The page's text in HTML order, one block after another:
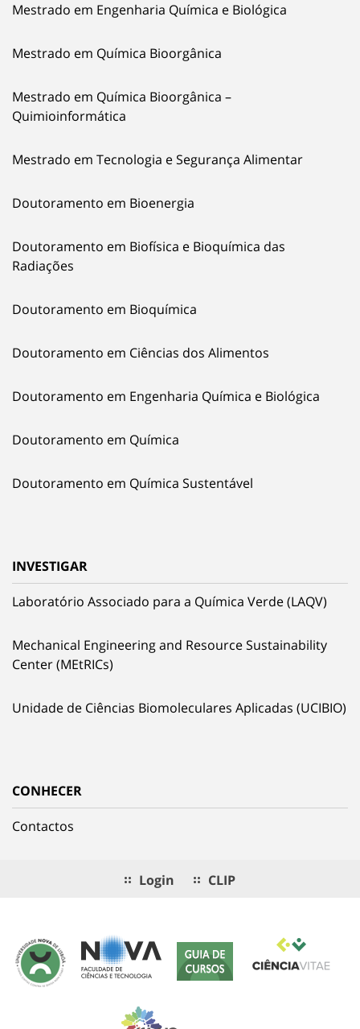
Mestrado em Engenharia Química e Biológica
Mestrado em Química Bioorgânica
Mestrado em Química Bioorgânica –
Quimioinformática
Mestrado em Tecnologia e Segurança Alimentar
Doutoramento em Bioenergia
Doutoramento em Biofísica e Bioquímica das
Radiações
Doutoramento em Bioquímica
Doutoramento em Ciências dos Alimentos
Doutoramento em Engenharia Química e Biológica
Doutoramento em Química
Doutoramento em Química Sustentável
INVESTIGAR
Laboratório Associado para a Química Verde (LAQV)
Mechanical Engineering and Resource Sustainability
Center (MEtRICs)
Unidade de Ciências Biomoleculares Aplicadas (UCIBIO)
CONHECER
Contactos
Login CLIP